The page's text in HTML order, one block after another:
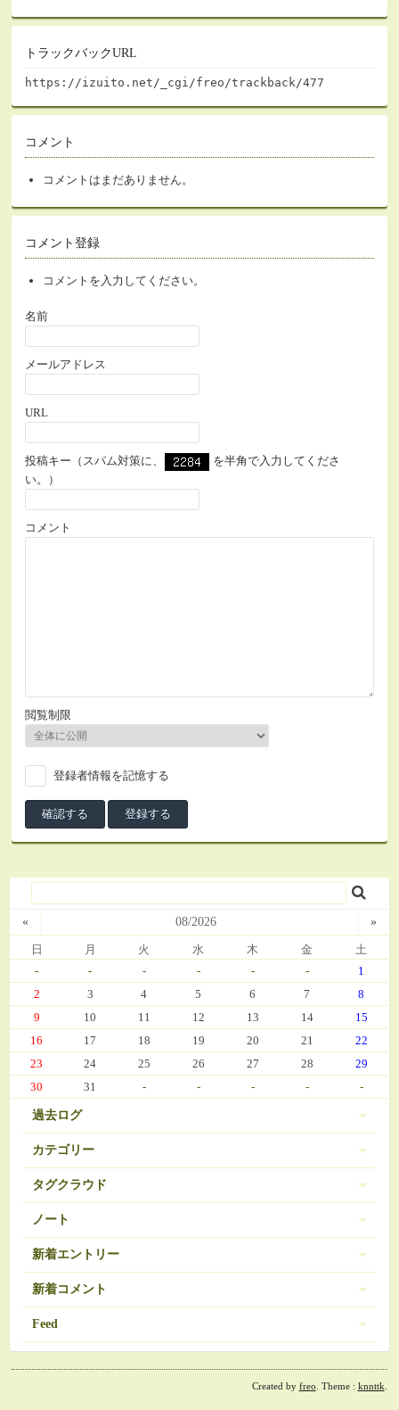
トラックバックURL
https://izuito.net/_cgi/freo/trackback/477
コメント
コメントはまだありません。
コメント登録
コメントを入力してください。
名前
メールアドレス
URL
投稿キー（スパム対策に、
を半角で入力してくださ
い。）
コメント
閲覧制限
登録者情報を記憶する
« 08/2026 »
日 月 火 水 木 金 土
- - - - - -
1
2
3 4 5 6 7
8
9
10 11 12 13 14
15
16
17 18 19 20 21
22
23
24 25 26 27 28
29
30
31 - - - - -
過去ログ
カテゴリー
伊豆 (303)
日常 (560)
娘の成長 (669)
ゲーム (342)
ガーデニング (39)
タグクラウド
BRAVELY DEFAULT
SDガンダム お弁当
お気に入り（私）
アーマードコア エランシア
オンラインゲーム 508 ガンダム 24
ノート
ノートは登録されていません。
新着エントリー
javascript 再勉強中
新着コメント
Re:エランシア DSH版SS
2026/06/18 from 承認待ち
Feed
Created by freo . Theme : knnttk